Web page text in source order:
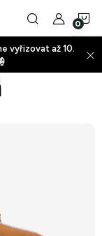
+
vyřizovat až 10.